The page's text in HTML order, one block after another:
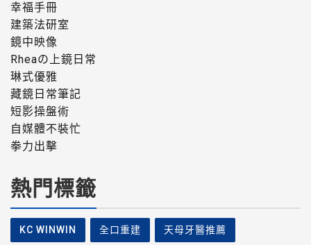
幸福手冊
建築法研室
鏡中映像
Rheaの上鏡日常
琳式優雅
藏鏡日常筆記
短影操盤術
自媒體不裝忙
拳力出擊
熱門標籤
KC WINWIN 全口重建 天母牙醫推薦